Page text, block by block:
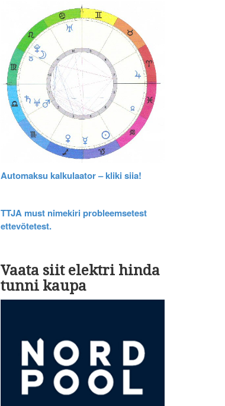
Automaksu kalkulaator – kliki siia!
TTJA must nimekiri probleemsetest
ettevõtetest.
Vaata siit elektri hinda
tunni kaupa